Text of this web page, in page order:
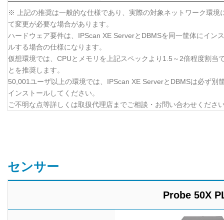
※ 上記の推奨は一般的な仕様であり、実際の対象ネットワーク環境
て変更が必要な場合があります。
ハードウェア要件は、IPScan XE ServerとDBMSを同一筐体にイン
ルする場合の仕様になります。
仮想環境では、CPUとメモリを上記スペックより1.5～2倍程度割当
とを推奨します。
50,001ユーザ以上の環境では、IPScan XE ServerとDBMSは必ず別
インストールしてください。
ご不明な点等詳しくは取扱代理店までご相談・お問い合わせくださ
センサー
Probe 50X